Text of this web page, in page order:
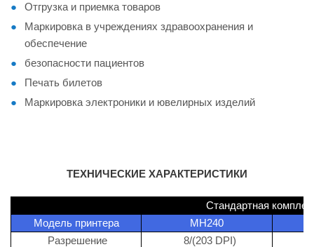
Отгрузка и приемка товаров
Маркировка в учреждениях здравоохранения и
обеспечение
безопасности пациентов
Печать билетов
Маркировка электроники и ювелирных изделий
ТЕХНИЧЕСКИЕ ХАРАКТЕРИСТИКИ
Стандартная
Модель принтера
МН240
Разрешение
8/(203 DPI)